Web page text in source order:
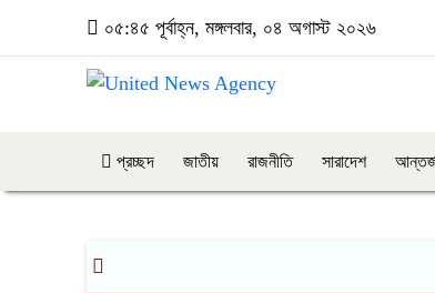
০৫:৪৫ পূর্বাহ্ন, মঙ্গলবার, ০৪ অগাস্ট ২০২৬
প্রচ্ছদ জাতীয় রাজনীতি সারাদেশ